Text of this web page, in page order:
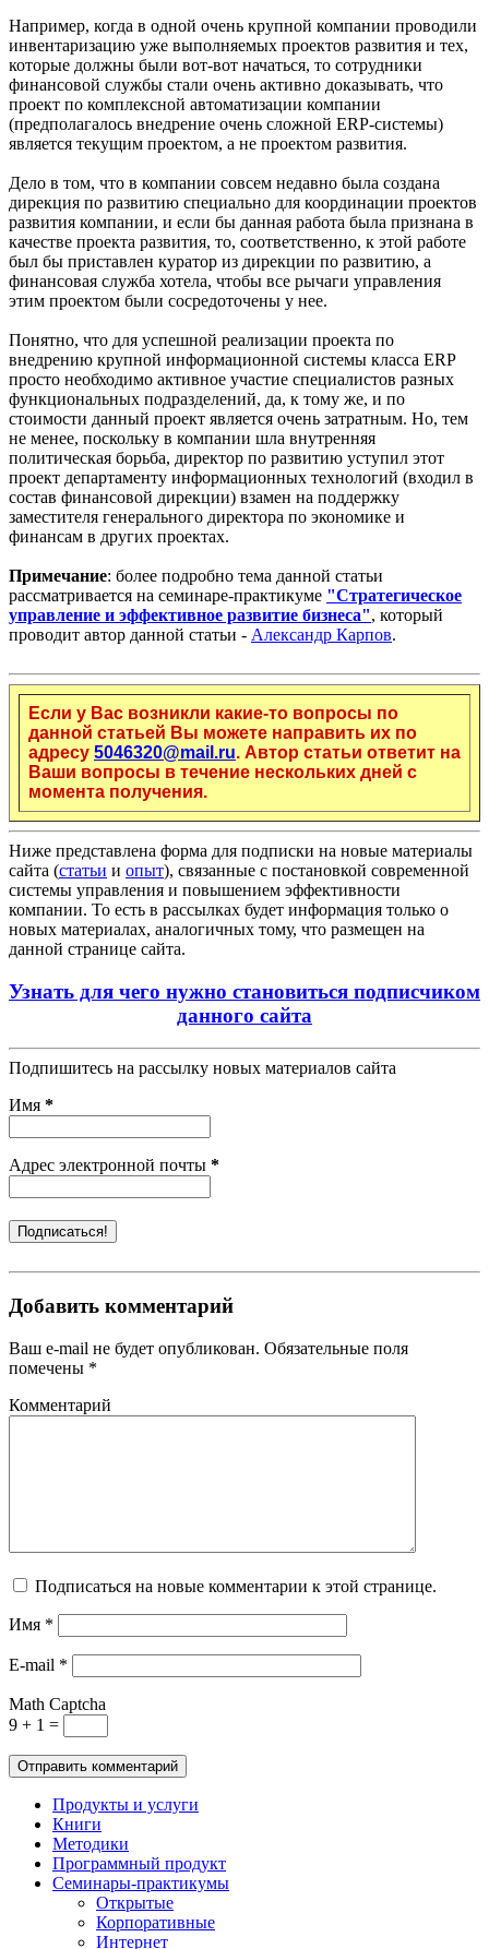
Например, когда в одной очень крупной компании проводили
инвентаризацию уже выполняемых проектов развития и тех,
которые должны были вот-вот начаться, то сотрудники
финансовой службы стали очень активно доказывать, что
проект по комплексной автоматизации компании
(предполагалось внедрение очень сложной ERP-системы)
является текущим проектом, а не проектом развития.
Дело в том, что в компании совсем недавно была создана
дирекция по развитию специально для координации проектов
развития компании, и если бы данная работа была признана в
качестве проекта развития, то, соответственно, к этой работе
был бы приставлен куратор из дирекции по развитию, а
финансовая служба хотела, чтобы все рычаги управления
этим проектом были сосредоточены у нее.
Понятно, что для успешной реализации проекта по
внедрению крупной информационной системы класса ERP
просто необходимо активное участие специалистов разных
функциональных подразделений, да, к тому же, и по
стоимости данный проект является очень затратным. Но, тем
не менее, поскольку в компании шла внутренняя
политическая борьба, директор по развитию уступил этот
проект департаменту информационных технологий (входил в
состав финансовой дирекции) взамен на поддержку
заместителя генерального директора по экономике и
финансам в других проектах.
Примечание: более подробно тема данной статьи
рассматривается на семинаре-практикуме "Стратегическое
управление и эффективное развитие бизнеса", который
проводит автор данной статьи - Александр Карпов.
Если у Вас возникли какие-то вопросы по
данной статьей Вы можете направить их по
адресу 5046320@mail.ru. Автор статьи ответит на
Ваши вопросы в течение нескольких дней с
момента получения.
Ниже представлена форма для подписки на новые материалы
сайта (статьи и опыт), связанные с постановкой современной
системы управления и повышением эффективности
компании. То есть в рассылках будет информация только о
новых материалах, аналогичных тому, что размещен на
данной странице сайта.
Узнать для чего нужно становиться подписчиком
данного сайта
Подпишитесь на рассылку новых материалов сайта
Имя *
Адрес электронной почты *
Добавить комментарий
Ваш e-mail не будет опубликован. Обязательные поля
помечены *
Комментарий
Подписаться на новые комментарии к этой странице.
Имя *
E-mail *
Math Captcha
9 + 1 =
Продукты и услуги
Книги
Методики
Программный продукт
Семинары-практикумы
Открытые
Корпоративные
Интернет